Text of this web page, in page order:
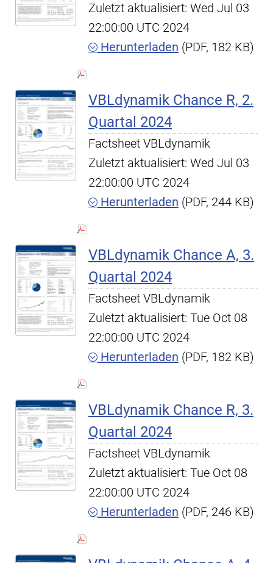
Zuletzt aktualisiert: Wed Jul 03
22:00:00 UTC 2024
Herunterladen (PDF, 182 KB)
VBLdynamik Chance R, 2.
Quartal 2024
Factsheet VBLdynamik
Zuletzt aktualisiert: Wed Jul 03
22:00:00 UTC 2024
Herunterladen (PDF, 244 KB)
VBLdynamik Chance A, 3.
Quartal 2024
Factsheet VBLdynamik
Zuletzt aktualisiert: Tue Oct 08
22:00:00 UTC 2024
Herunterladen (PDF, 182 KB)
VBLdynamik Chance R, 3.
Quartal 2024
Factsheet VBLdynamik
Zuletzt aktualisiert: Tue Oct 08
22:00:00 UTC 2024
Herunterladen (PDF, 246 KB)